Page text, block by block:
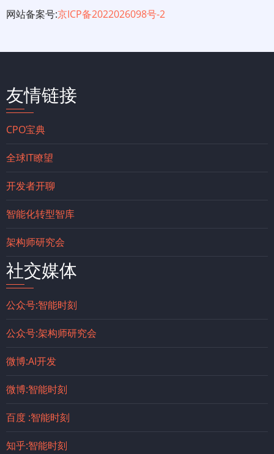
网站备案号:京ICP备2022026098号-2
友情链接
CPO宝典
全球IT瞭望
开发者开聊
智能化转型智库
架构师研究会
社交媒体
公众号:智能时刻
公众号:架构师研究会
微博:AI开发
微博:智能时刻
百度 :智能时刻
知乎:智能时刻